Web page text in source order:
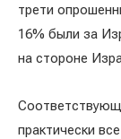
трети
16% были за
на стороне
практически